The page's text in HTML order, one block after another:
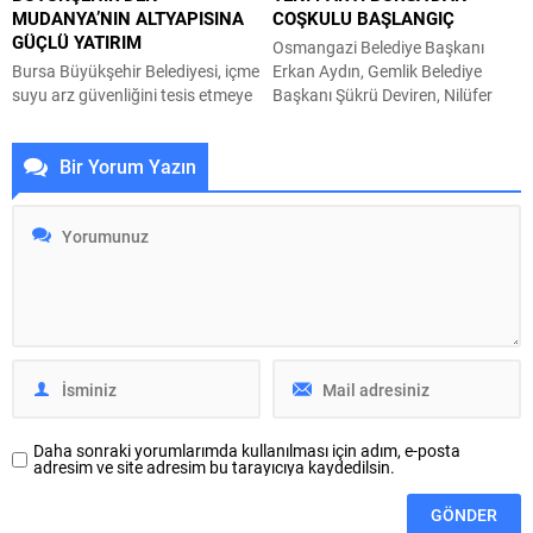
ile İzmir Azerbaycan...
kayıt ya da eğitim sürecinde
herhangi bir ücret ödemiyor.
Konservatuvar eğitmenleri...
MUDANYA’NIN ALTYAPISINA
GÜÇLÜ YATIRIM
Bursa Büyükşehir Belediyesi, içme
suyu arz güvenliğini tesis etmeye
çerçevesinde Mudanya’da 2.500
metreküplük yeni depo yatırımını
yüzde 70 düzeyinde fiziki
Büyükşehir Belediyesi BUSKİ
mahalleye kesintisiz ve sağlıklı
COŞKULU BAŞLANGIÇ
Osmangazi Belediye Başkanı
Erkan Aydın, Gemlik Belediye
Başkanı Şükrü Deviren, Nilüfer
Belediye Başkanı Şükrü Erdem,
Bir Yorum Yazın
Daha sonraki yorumlarımda kullanılması için adım, e-posta
adresim ve site adresim bu tarayıcıya kaydedilsin.